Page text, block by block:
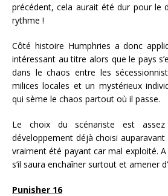
précédent, cela aurait été dur pour le
rythme !
Côté histoire Humphries a donc
intéressant au titre alors que le pays
dans le chaos entre les
milices locales et un mystérieux
qui sème le chaos partout où il passe.
Le choix du scénariste est
développement déjà choisi auparavant
vraiment été payant car mal exploité. A
s’il saura enchaîner surtout et amener
Punisher 16